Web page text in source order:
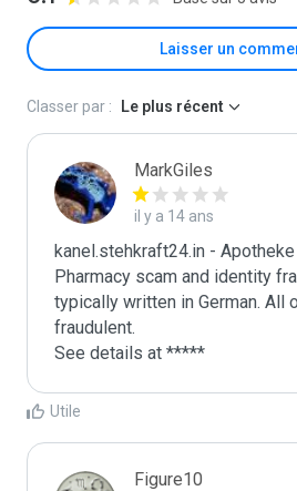
Laisser un
Classer par : Le plus récent
MarkGiles
il y a 14 ans
kanel.stehkraft24.in -
Pharmacy scam and identity
typically written in German. All
fraudulent.
See details at *****
Utile
Figure10